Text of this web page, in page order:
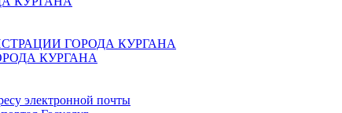
ГОРОДА КУРГАНА
КУРГАНА
электронной почты